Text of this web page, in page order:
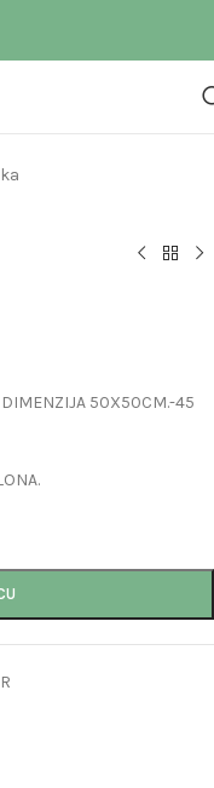
DIMENZIJA 50X50CM.-45